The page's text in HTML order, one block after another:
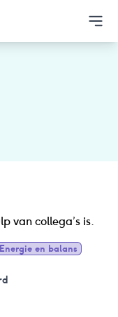
van collega’s is.
Energie en balans